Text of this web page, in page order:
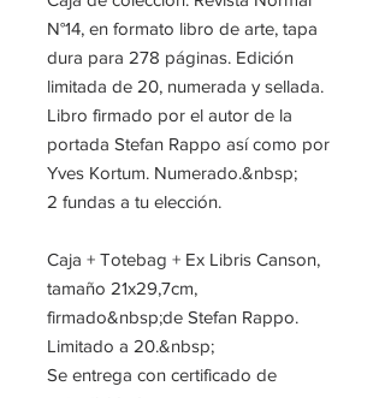
N°14, en formato libro de arte, tapa
dura para 278 páginas. Edición
limitada de 20, numerada y sellada.
Libro firmado por el autor de la
portada Stefan Rappo así como por
Yves Kortum. Numerado.&nbsp;
2 fundas a tu elección.
Caja + Totebag + Ex Libris Canson,
tamaño 21x29,7cm,
firmado&nbsp;de Stefan Rappo.
Limitado a 20.&nbsp;
Se entrega con certificado de